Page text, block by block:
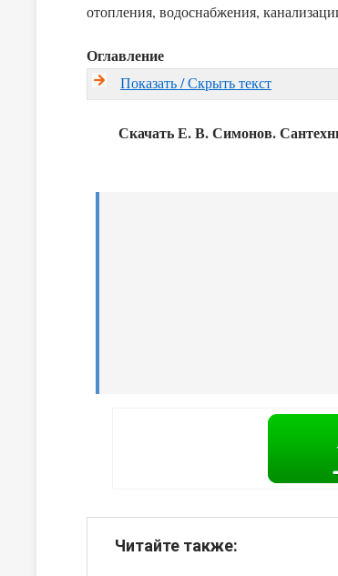
отопления, водоснабжения,
Оглавление
Показать / Скрыть текст
Скачать Е. В. Симонов.
Читайте также: